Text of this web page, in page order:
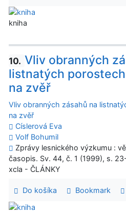
kniha
10. Vliv obranných
listnatých
na zvěř
Vliv obranných zásahů na
na zvěř
Císlerová Eva
Volf Bohumil
Zprávy lesnického výzkumu :
časopis. Sv. 44, č. 1 (1999), s.
xcla - ČLÁNKY
Do košíka Bookmark